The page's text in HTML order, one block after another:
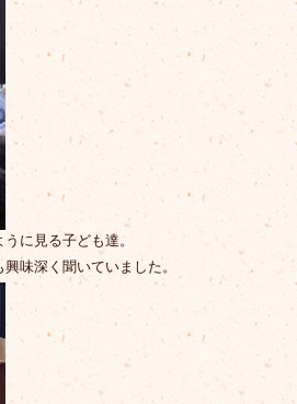
に見る子ども達。
味深く聞いていました。